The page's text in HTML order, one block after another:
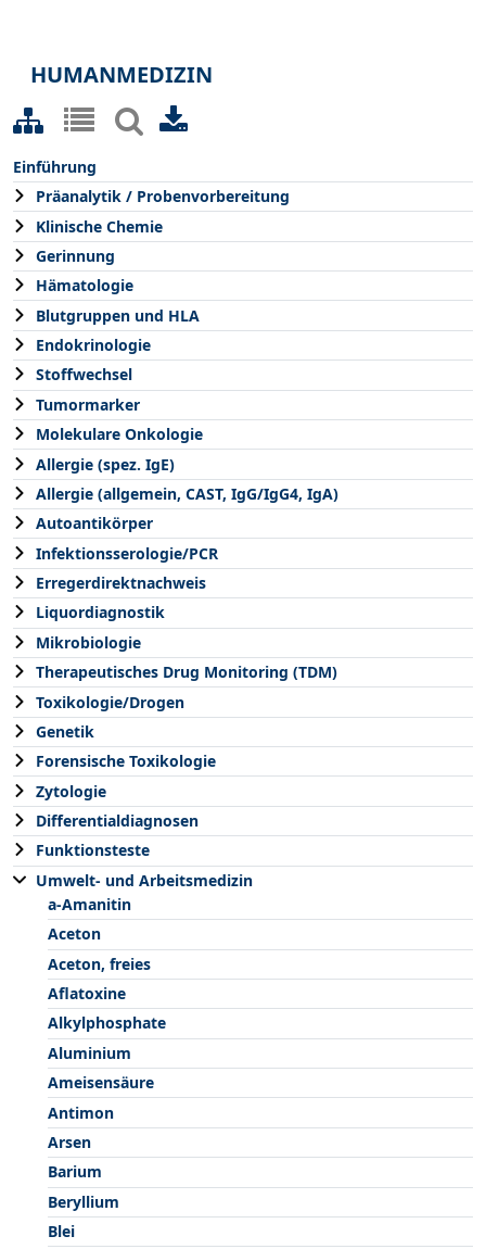
HUMANMEDIZIN
Einführung
Präanalytik / Probenvorbereitung
Klinische Chemie
Gerinnung
Hämatologie
Blutgruppen und HLA
Endokrinologie
Stoffwechsel
Tumormarker
Molekulare Onkologie
Allergie (spez. IgE)
Allergie (allgemein, CAST, IgG/IgG4, IgA)
Autoantikörper
Infektionsserologie/PCR
Erregerdirektnachweis
Liquordiagnostik
Mikrobiologie
Therapeutisches Drug Monitoring (TDM)
Toxikologie/Drogen
Genetik
Forensische Toxikologie
Zytologie
Differentialdiagnosen
Funktionsteste
Umwelt- und Arbeitsmedizin
a-Amanitin
Aceton
Aceton, freies
Aflatoxine
Alkylphosphate
Aluminium
Ameisensäure
Antimon
Arsen
Barium
Beryllium
Blei